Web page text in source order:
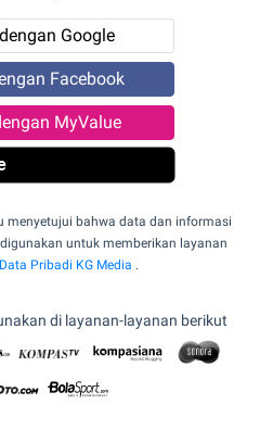
Google
Facebook
MyValue
menyetujui bahwa data dan informasi
untuk memberikan layanan
Pribadi KG Media .
di layanan-layanan berikut